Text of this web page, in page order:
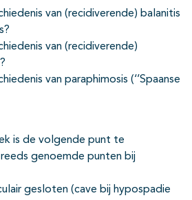
van (recidiverende) balanitis
van (recidiverende)
van paraphimosis (‘’Spaanse
is de volgende punt te
genoemde punten bij
gesloten (cave bij hypospadie